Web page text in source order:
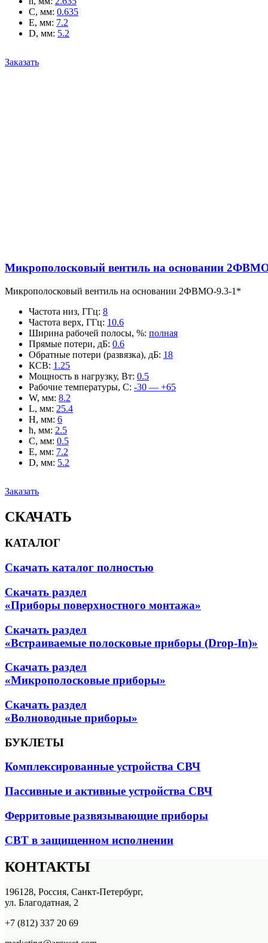
C, мм: 0.635
E, мм: 7.2
D, мм: 5.2
Заказать
Микрополосковый вентиль на основании
Микрополосковый вентиль на основании 2ФВМO-9.3-1*
Частота низ, ГГц: 8
Частота верх, ГГц: 10.6
Ширина рабочей полосы, %: полная
Прямые потери, дБ: 0.6
Обратные потери (развязка), дБ: 18
КСВ: 1.25
Мощность в нагрузку, Вт: 0.5
Рабочие температуры, С: -30 — +65
W, мм: 8.2
L, мм: 25.4
H, мм: 6
h, мм: 2.5
C, мм: 0.5
E, мм: 7.2
D, мм: 5.2
Заказать
СКАЧАТЬ
КАТАЛОГ
Скачать каталог полностью
Скачать раздел
«Приборы поверхностного монтажа»
Скачать раздел
«Встраиваемые полосковые приборы (Drop-In)»
Скачать раздел
«Микрополосковые приборы»
Скачать раздел
«Волноводные приборы»
БУКЛЕТЫ
Комплексированные устройства СВЧ
Пассивные и активные устройства СВЧ
Ферритовые развязывающие приборы
СВТ в защищенном исполнении
КОНТАКТЫ
196128, Россия, Санкт-Петербург,
ул. Благодатная, 2
+7 (812) 337 20 69